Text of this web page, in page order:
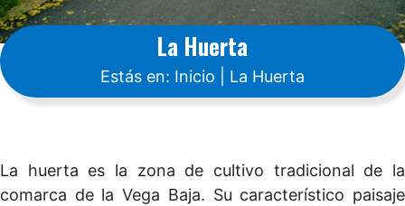
La Huerta
Estás en: Inicio La Huerta
La huerta es la zona de cultivo tradicional de la
comarca de la Vega Baja. Su característico paisaje